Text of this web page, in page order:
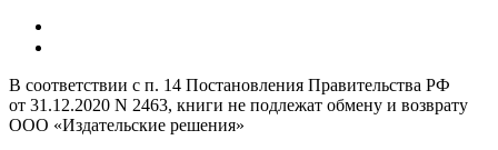
В соответствии с п. 14 Постановления Правительства РФ
от 31.12.2020 N 2463, книги не подлежат обмену и возврату
ООО «Издательские решения»